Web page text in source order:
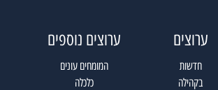
ערוצים
חדשות
בקהילה
ערוצים נוספים
המומחים עונים
כלכלה